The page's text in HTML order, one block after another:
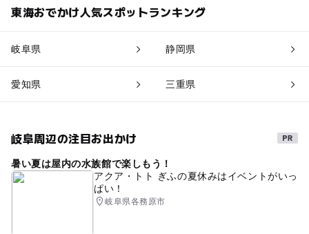
東海おでかけ人気スポットランキング
岐阜県 静岡県
愛知県 三重県
岐阜周辺の注目お出かけ
暑い夏は屋内の水族館で楽しもう！
アクア・トト ぎふの夏休みはイベントがいっ
ぱい！
岐阜県各務原市